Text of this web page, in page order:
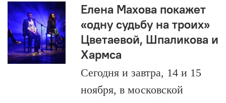
Елена Махова покажет
«одну судьбу на троих»
Цветаевой, Шпаликова и
Хармса
Сегодня и завтра, 14 и 15
ноября, в московской